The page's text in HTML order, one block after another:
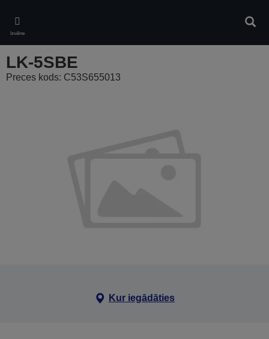
main
content
Izvēlne
LK-5SBE
Preces kods: C53S655013
Kur iegādāties